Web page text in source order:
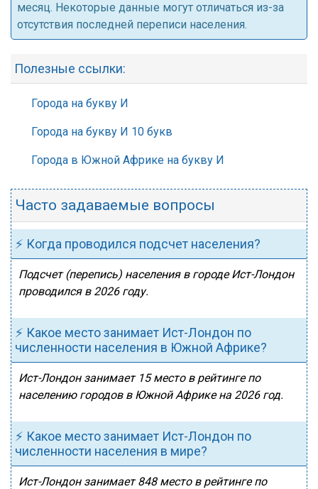
месяц. Некоторые данные могут отличаться из-за
отсутствия последней переписи населения.
Полезные ссылки:
Города на букву И
Города на букву И 10 букв
Города в Южной Африке на букву И
Часто задаваемые вопросы
⚡ Когда проводился подсчет населения?
Подсчет (перепись) населения в городе Ист-Лондон
проводился в 2026 году.
⚡ Какое место занимает Ист-Лондон по
численности населения в Южной Африке?
Ист-Лондон занимает 15 место в рейтинге по
населению городов в Южной Африке на 2026 год.
⚡ Какое место занимает Ист-Лондон по
численности населения в мире?
Ист-Лондон занимает 848 место в рейтинге по